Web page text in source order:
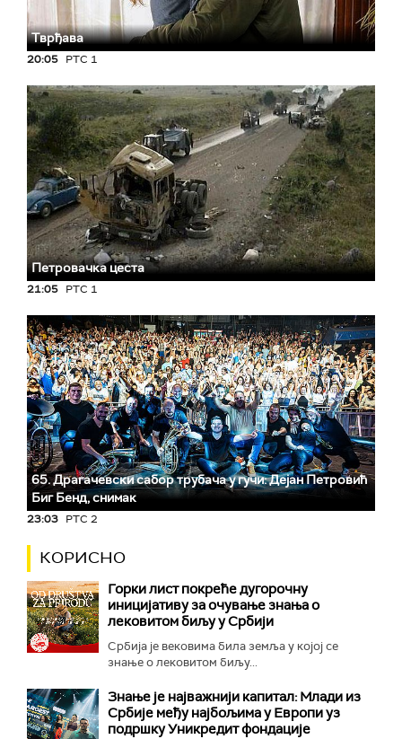
Тврђава
20:05 РТС 1
Петровачка цеста
21:05 РТС 1
65. Драгачевски сабор трубача у гучи: Дејан Петровић
Биг Бeнд, снимак
23:03 РТС 2
КОРИСНО
Горки лист покреће дугорочну
иницијативу за очување знања о
лековитом биљу у Србији
Србија је вековима била земља у којој се
знање о лековитом биљу...
Знање је најважнији капитал: Млади из
Србије међу најбољима у Европи уз
подршку Уникредит фондације